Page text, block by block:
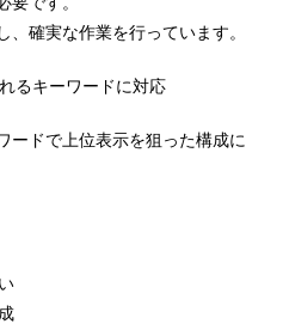
、確実な作業を行っています。
るキーワードに対応
ードで上位表示を狙った構成に